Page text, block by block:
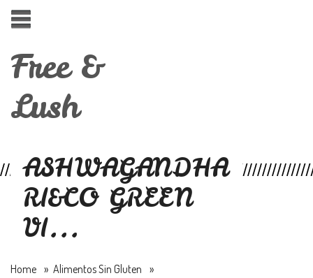
Free &
Lush
ASHWAGANDHA
RI&CO GREEN
VI...
Home » Alimentos Sin Gluten »